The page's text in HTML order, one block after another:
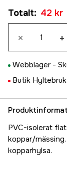
Totalt: 42 kr
× +
Webblager -
Butik
PVC-isolerat
koppar/
kopparhylsa.